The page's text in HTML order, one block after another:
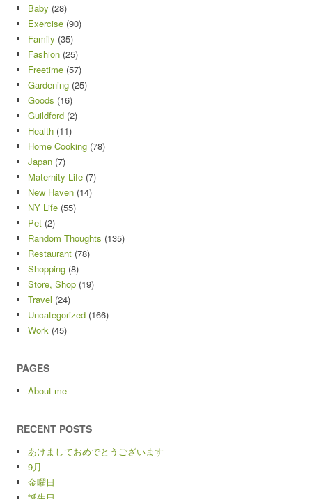
Baby (28)
Exercise (90)
Family (35)
Fashion (25)
Freetime (57)
Gardening (25)
Goods (16)
Guildford (2)
Health (11)
Home Cooking (78)
Japan (7)
Maternity Life (7)
New Haven (14)
NY Life (55)
Pet (2)
Random Thoughts (135)
Restaurant (78)
Shopping (8)
Store, Shop (19)
Travel (24)
Uncategorized (166)
Work (45)
PAGES
About me
RECENT POSTS
あけましておめでとうございます
9月
金曜日